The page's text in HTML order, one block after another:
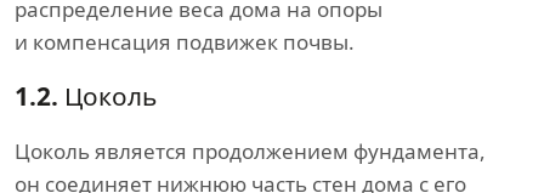
распределение веса дома на опоры
и компенсация подвижек почвы.
1.2. Цоколь
Цоколь является продолжением фундамента,
он соединяет нижнюю часть стен дома с его